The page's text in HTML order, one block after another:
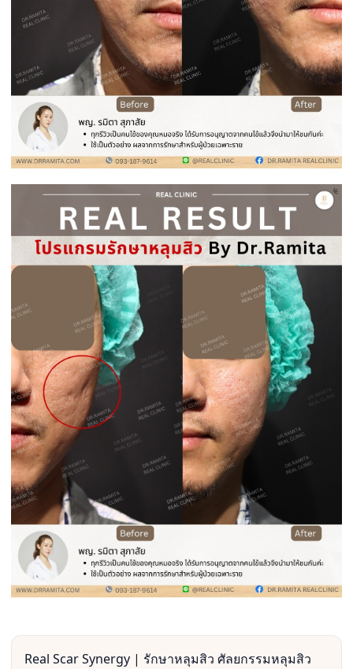
Real Scar Synergy | รักษาหลุมสิว ศัลยกรรมหลุมสิว